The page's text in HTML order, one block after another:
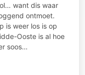
want dis waar
ontmoet.
is weer los is op
Ooste is al hoe
soos…